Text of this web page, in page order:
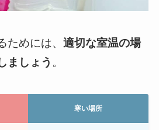
ためには、 適切な室温の場
ましょう 。
寒い場所